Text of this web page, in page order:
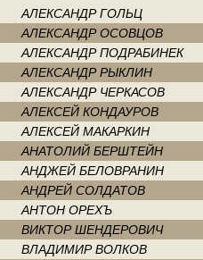
АЛЕКСАНДР ГОЛЬЦ
АЛЕКСАНДР ОСОВЦОВ
АЛЕКСАНДР ПОДРАБИНЕК
АЛЕКСАНДР РЫКЛИН
АЛЕКСАНДР ЧЕРКАСОВ
АЛЕКСЕЙ КОНДАУРОВ
АЛЕКСЕЙ МАКАРКИН
АНАТОЛИЙ БЕРШТЕЙН
АНДЖЕЙ БЕЛОВРАНИН
АНДРЕЙ СОЛДАТОВ
АНТОН ОРЕХЪ
ВИКТОР ШЕНДЕРОВИЧ
ВЛАДИМИР ВОЛКОВ